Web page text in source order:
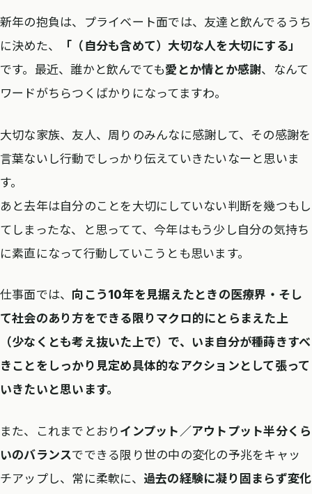
新年の抱負は、プライベート面では、友達と飲んでるうち
に決めた、
「（自分も含めて）大切な人を大切にする」
です。最近、誰かと飲んでても愛とか情とか感謝、なんて
ワードがちらつくばかりになってますわ。
大切な家族、友人、周りのみんなに感謝して、その感謝を
言葉ないし行動でしっかり伝えていきたいなーと思いま
す。
あと去年は自分のことを大切にしていない判断を幾つもし
てしまったな、と思ってて、今年はもう少し自分の気持ち
に素直になって行動していこうとも思います。
仕事面では、 向こう10年を見据えたときの医療界・そし
て社会のあり方をできる限りマクロ的にとらまえた上
（少なくとも考え抜いた上で）で、いま自分が種蒔きすべ
きことをしっかり見定め具体的なアクションとして張って
いきたいと思います。
また、これまでとおり インプット／アウトプット半分くら
いのバランスでできる限り世の中の変化の予兆をキャッ
チアップし、常に柔軟に、 過去の経験に凝り固まらず変化